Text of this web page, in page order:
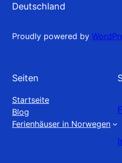
Deutschland
Proudly powered by
Seiten
Startseite
Blog
Ferienhäuser in Norwegen